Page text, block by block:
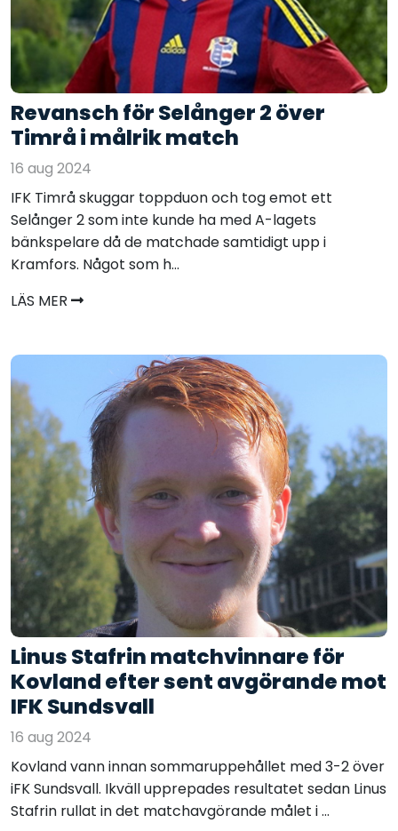
Revansch för Selånger 2 över
Timrå i målrik match
16 aug 2024
IFK Timrå skuggar toppduon och tog emot ett
Selånger 2 som inte kunde ha med A-lagets
bänkspelare då de matchade samtidigt upp i
Kramfors. Något som h...
LÄS MER
Linus Stafrin matchvinnare för
Kovland efter sent avgörande mot
IFK Sundsvall
16 aug 2024
Kovland vann innan sommaruppehållet med 3-2 över
iFK Sundsvall. Ikväll upprepades resultatet sedan Linus
Stafrin rullat in det matchavgörande målet i ...